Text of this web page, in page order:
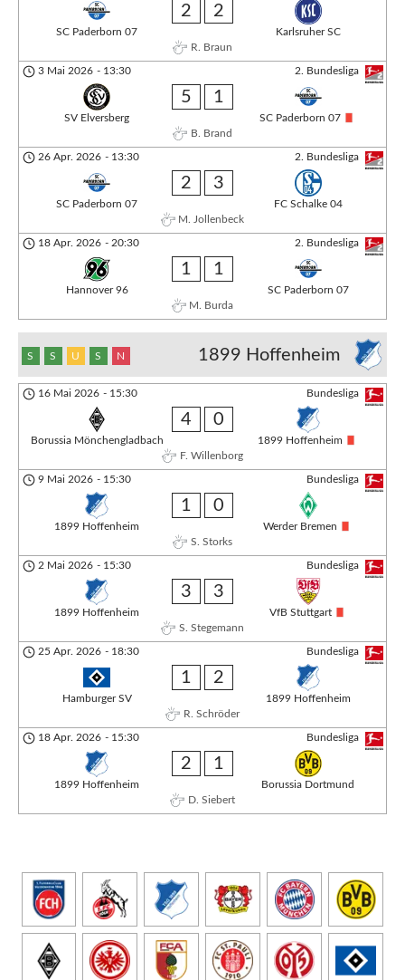
SC Paderborn 07
2 2
Karlsruher SC
R. Braun
2. Bundesliga
3 Mai 2026 - 13:30
SV Elversberg
5 1
SC Paderborn 07
B. Brand
2. Bundesliga
26 Apr. 2026 - 13:30
SC Paderborn 07
2 3
FC Schalke 04
M. Jollenbeck
2. Bundesliga
18 Apr. 2026 - 20:30
Hannover 96
1 1
SC Paderborn 07
M. Burda
1899 Hoffenheim
S S U S N
Bundesliga
16 Mai 2026 - 15:30
Borussia Mönchengladbach
4 0
1899 Hoffenheim
F. Willenborg
Bundesliga
9 Mai 2026 - 15:30
1899 Hoffenheim
1 0
Werder Bremen
S. Storks
Bundesliga
2 Mai 2026 - 15:30
1899 Hoffenheim
3 3
VfB Stuttgart
S. Stegemann
Bundesliga
25 Apr. 2026 - 18:30
Hamburger SV
1 2
1899 Hoffenheim
R. Schröder
Bundesliga
18 Apr. 2026 - 15:30
1899 Hoffenheim
2 1
Borussia Dortmund
D. Siebert